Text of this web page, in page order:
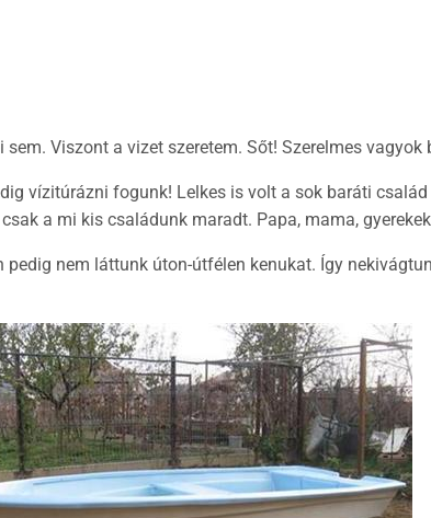
Viszont a vizet szeretem. Sőt! Szerelmes
vízitúrázni fogunk! Lelkes is volt a sok baráti
a mi kis családunk maradt. Papa, mama,
nem láttunk úton-útfélen kenukat. Így